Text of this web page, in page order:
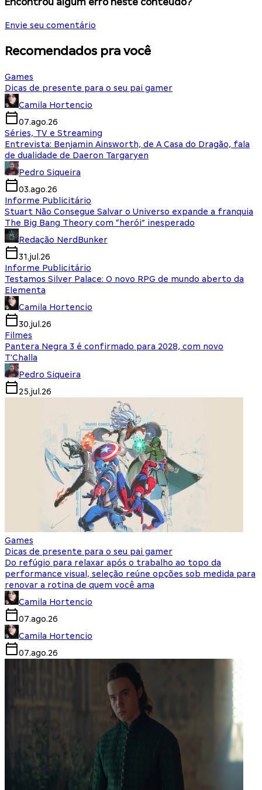
Encontrou algum erro neste conteúdo?
Envie seu comentário
Recomendados pra você
Games
Dicas de presente para o seu pai gamer
Camila Hortencio
07.ago.26
Séries, TV e Streaming
Entrevista: Benjamin Ainsworth, de A Casa do Dragão, fala
de dualidade de Daeron Targaryen
Pedro Siqueira
03.ago.26
Informe Publicitário
Stuart Não Consegue Salvar o Universo expande a franquia
The Big Bang Theory com “herói” inesperado
Redação NerdBunker
31.jul.26
Informe Publicitário
Testamos Silver Palace: O novo RPG de mundo aberto da
Elementa
Camila Hortencio
30.jul.26
Filmes
Pantera Negra 3 é confirmado para 2028, com novo
T'Challa
Pedro Siqueira
25.jul.26
Games
Dicas de presente para o seu pai gamer
Do refúgio para relaxar após o trabalho ao topo da
performance visual, seleção reúne opções sob medida para
renovar a rotina de quem você ama
Camila Hortencio
07.ago.26
Camila Hortencio
07.ago.26